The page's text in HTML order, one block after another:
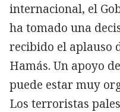
internacional, el
ha tomado una
recibido el aplauso
Hamás. Un apoyo
puede estar muy
Los terroristas